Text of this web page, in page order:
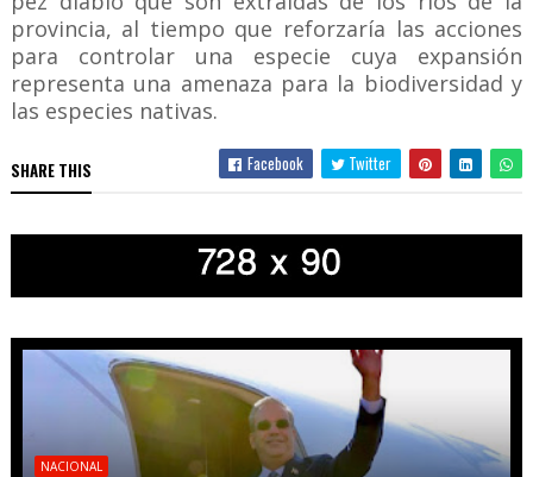
provincia, al tiempo que reforzaría las acciones
para controlar una especie cuya expansión
representa una amenaza para la biodiversidad y
las especies nativas.
SHARE THIS Facebook Twitter
NACIONAL